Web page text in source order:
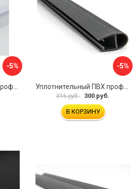
-5%
Уплотнительный ПВХ профиль для стекла 8мм SERVICE PLUS PVH04-403/7WM8
-5%
Уплотнительный ПВХ профиль для стекла 8мм SERVICE PLUS PVH04-906GFM8
316 руб. 300 руб.
В КОРЗИНУ